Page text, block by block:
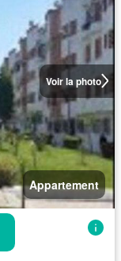
Voir la photo
Appartement